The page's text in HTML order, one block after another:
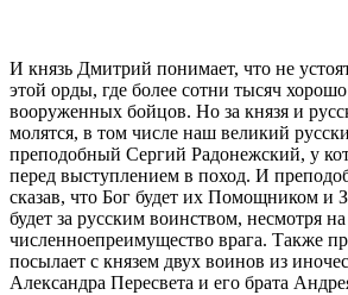
И князь Дмитрий понимает, что не
этой орды, где более сотни тысяч
вооруженных бойцов. Но за князя и
молятся, в том числе наш великий
преподобный Сергий Радонежский, у
перед выступлением в поход. И
сказав, что Бог будет их Помощником и
будет за русским воинством, несмотря на
численноепреимущество врага. Также
посылает с князем двух воинов из
Александра Пересвета и его брата